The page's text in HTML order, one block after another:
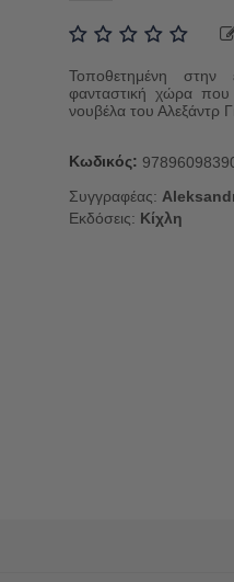
Τοποθετημένη στην
φανταστική χώρα που
νουβέλα του Αλεξάντρ
Κωδικός:
Συγγραφέας:
Εκδόσεις: Κίχλη